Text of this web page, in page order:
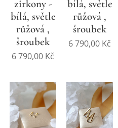
zirkony -
bílá, světle
růžová ,
šroubek
6 790,00 Kč
bílá, světle
růžová ,
šroubek
6 790,00 Kč